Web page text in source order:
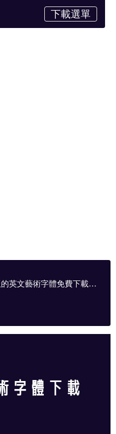
下載選單
字體免費下載，提供完整下載地址